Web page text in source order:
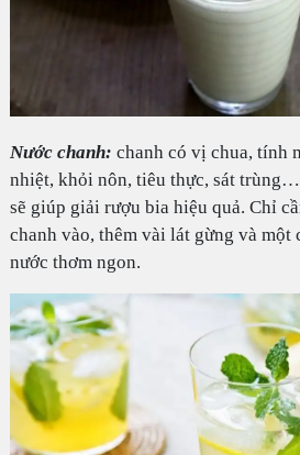
Nước chanh: chanh có vị chua, tính
nhiệt, khỏi nôn, tiêu thực, sát
sẽ giúp giải rượu bia hiệu quả. Chỉ
chanh vào, thêm vài lát gừng và một
nước thơm ngon.